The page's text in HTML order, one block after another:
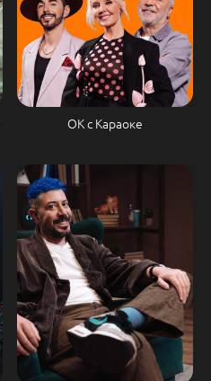
ОК с Караоке